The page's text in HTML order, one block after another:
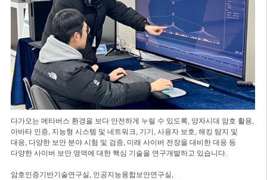
다가오는 메타버스 환경을 보다 안전하게 누릴 수 있도록, 양자시대 암호 활용,
아바타 인증, 지능형 시스템 및 네트워크, 기기, 사용자 보호, 해킹 탐지 및
대응, 다양한 보안 분야 시험 및 검증, 미래 사이버 전장을 대비한 대응 등
다양한 사이버 보안 영역에 대한 핵심 기술을 연구개발하고 있습니다.
암호인증기반기술연구실, 인공지능융합보안연구실,